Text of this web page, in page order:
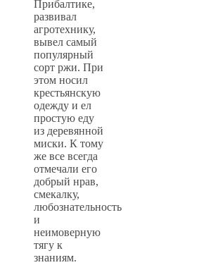
Прибалтике,
развивал
агротехнику,
вывел самый
популярный
сорт ржи. При
этом носил
крестьянскую
одежду и ел
простую еду
из деревянной
миски. К тому
же все всегда
отмечали его
добрый нрав,
смекалку,
любознательность
и
неимоверную
тягу к
знаниям.